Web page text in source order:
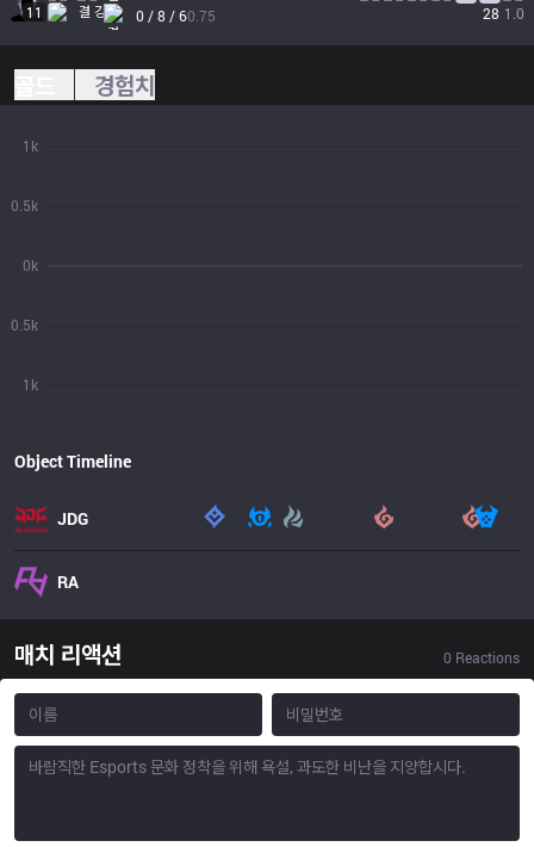
11 0 / 8 / 60.75 28 1.0
경험치
1k
0.5k
0k
0.5k
1k
Object Timeline
JDG
RA
매치 리액션 0 Reactions